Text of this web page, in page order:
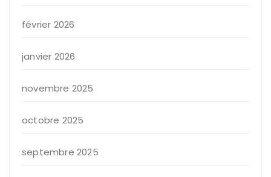
février 2026
janvier 2026
novembre 2025
octobre 2025
septembre 2025